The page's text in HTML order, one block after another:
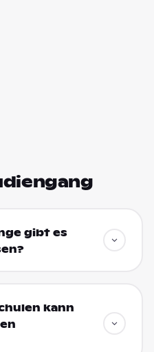
gibt es
kann